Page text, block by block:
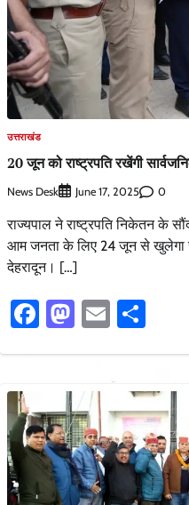
उत्तराखंड
20 जून को राष्ट्रपति रखेंगी
News Desk June 17, 2025 0
राज्यपाल ने राष्ट्रपति निकेतन के
आम जनता के लिए 24 जून से खुलेगा
देहरादून। […]
Facebook
Mastodon
Email